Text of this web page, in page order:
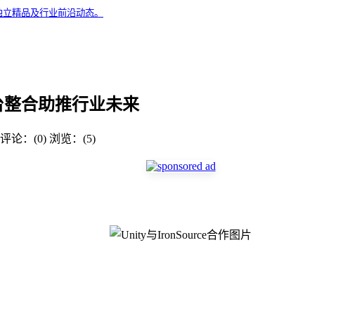
精品及行业前沿动态。
合助推行业未来
评论：(0) 浏览：(5)